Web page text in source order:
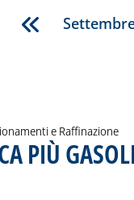
e Raffinazione
PIÙ